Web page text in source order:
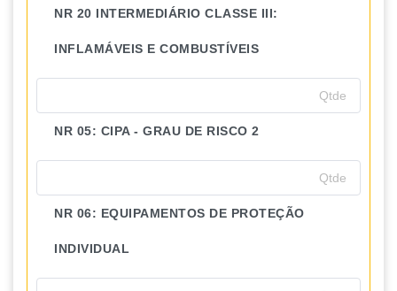
NR 20 INTERMEDIÁRIO CLASSE III:
INFLAMÁVEIS E COMBUSTÍVEIS
NR 05: CIPA - GRAU DE RISCO 2
NR 06: EQUIPAMENTOS DE PROTEÇÃO
INDIVIDUAL